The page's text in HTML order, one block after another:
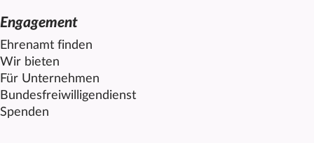
Engagement
Ehrenamt finden
Wir bieten
Für Unternehmen
Bundesfreiwilligendienst
Spenden